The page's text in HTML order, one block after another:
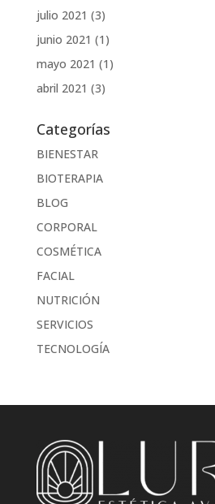
julio 2021 (3)
junio 2021 (1)
mayo 2021 (1)
abril 2021 (3)
Categorías
BIENESTAR
BIOTERAPIA
BLOG
CORPORAL
COSMÉTICA
FACIAL
NUTRICIÓN
SERVICIOS
TECNOLOGÍA